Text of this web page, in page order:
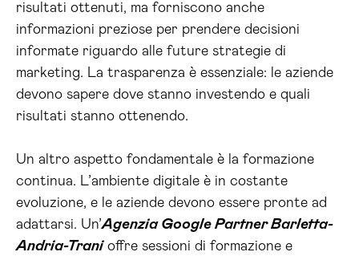
risultati ottenuti, ma forniscono anche
informazioni preziose per prendere decisioni
informate riguardo alle future strategie di
marketing. La trasparenza è essenziale: le aziende
devono sapere dove stanno investendo e quali
risultati stanno ottenendo.
Un altro aspetto fondamentale è la formazione
continua. L’ambiente digitale è in costante
evoluzione, e le aziende devono essere pronte ad
adattarsi. Un’Agenzia Google Partner Barletta-
Andria-Tranioffre sessioni di formazione e